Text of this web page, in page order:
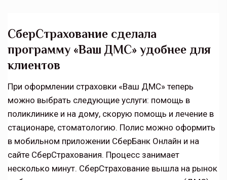
СберСтрахование сделала
программу «Ваш ДМС» удобнее для
клиентов
При оформлении страховки «Ваш ДМС» теперь
можно выбрать следующие услуги: помощь в
поликлинике и на дому, скорую помощь и лечение в
стационаре, стоматологию. Полис можно оформить
в мобильном приложении СберБанк Онлайн и на
сайте СберСтрахования. Процесс занимает
несколько минут. СберСтрахование вышла на рынок